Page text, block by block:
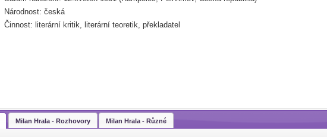
Národnost: česká
Činnost: literární kritik, literární teoretik, překladatel
Milan Hrala - Rozhovory Milan Hrala - Různé